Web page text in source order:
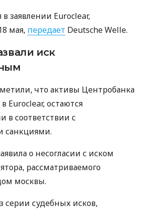
заявлении Euroclear,
мая, передает Deutsche Welle.
иск
что активы Центробанка
Euroclear, остаются
в соответствии с
о несогласии с иском
рассматриваемого
москвы.
серии судебных исков,